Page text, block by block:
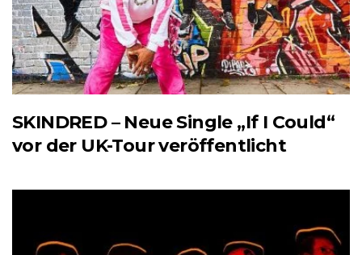
SKINDRED – Neue Single „If I Could“
vor der UK-Tour veröffentlicht